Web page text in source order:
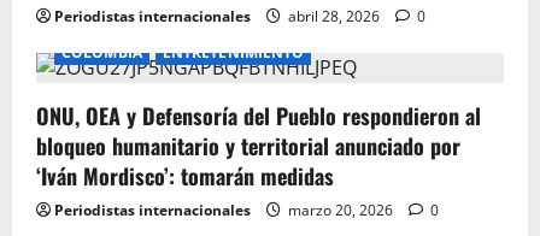
Periodistas internacionales abril 28, 2026
0
COLOMBIA
ENTRETENIMIENTO
ONU, OEA y Defensoría del Pueblo respondieron al
bloqueo humanitario y territorial anunciado por
‘Iván Mordisco’: tomarán medidas
Periodistas internacionales marzo 20, 2026 0